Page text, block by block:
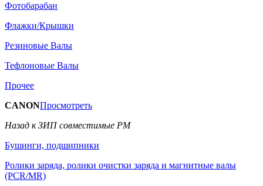
Фотобарабан
Флажки/Крышки
Резиновые Валы
Тефлоновые Валы
Прочее
CANONПросмотреть
Назад к ЗИП совместимые РМ
Бушинги, подшипники
Ролики заряда, ролики очистки заряда и магнитные валы
(PCR/MR)